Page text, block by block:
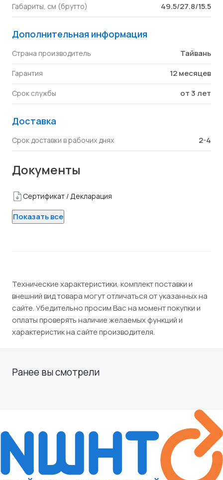
Габариты, см (брутто) 49.5/27.8/15.5
Дополнительная информация
Страна производитель Тайвань
Гарантия 12 месяцев
Срок службы от 3 лет
Доставка
Срок доставки в рабочих днях 2-4
Документы
Сертификат / Декларация
Показать все
Технические характеристики, комплект поставки и
внешний вид товара могут отличаться от указанных на
сайте. Убедительно просим Вас на момент покупки и
оплаты проверять наличие желаемых функций и
характеристик на сайте производителя.
Ранее вы смотрели